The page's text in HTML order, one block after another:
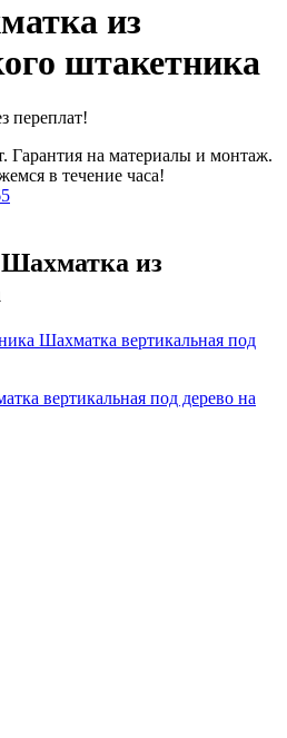
из
штакетника
переплат!
Гарантия на материалы и монтаж.
в течение часа!
Шахматка из
вертикальная под дерево на